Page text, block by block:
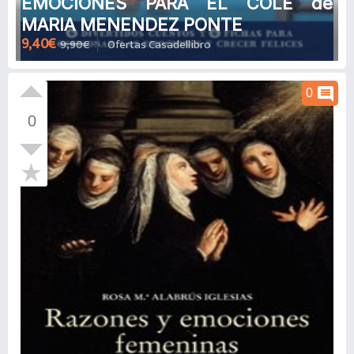
MARIA MENENDEZ PONTE
9,40€ 9,90€ Ofertas Casadellibro
0
0 comment